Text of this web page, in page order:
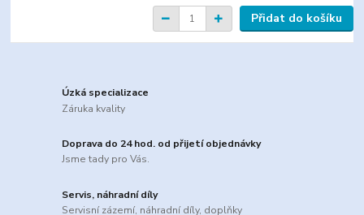
Přidat do košíku
Úzká specializace
Záruka kvality
Doprava do 24 hod. od přijetí objednávky
Jsme tady pro Vás.
Servis, náhradní díly
Servisní zázemí, náhradní díly, doplňky